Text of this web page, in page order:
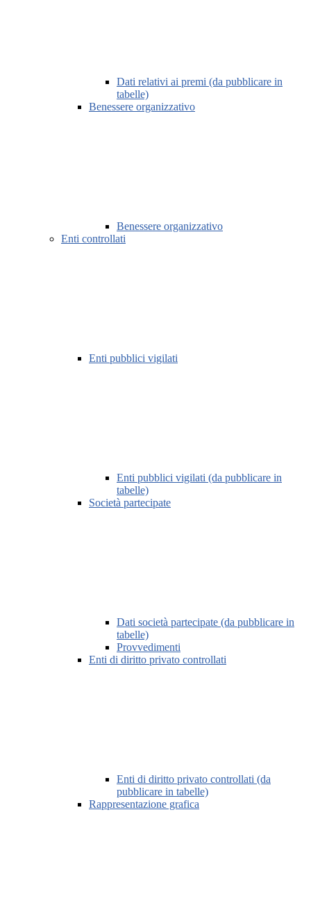
Dati relativi ai premi (da pubblicare in
tabelle)
Benessere organizzativo
Benessere organizzativo
Enti controllati
Enti pubblici vigilati
Enti pubblici vigilati (da pubblicare in
tabelle)
Società partecipate
Dati società partecipate (da pubblicare in
tabelle)
Provvedimenti
Enti di diritto privato controllati
Enti di diritto privato controllati (da
pubblicare in tabelle)
Rappresentazione grafica